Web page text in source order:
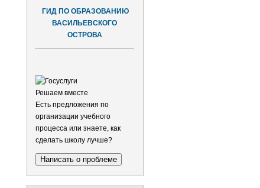
ГИД ПО ОБРАЗОВАНИЮ
ВАСИЛЬЕВСКОГО
ОСТРОВА
Решаем вместе
Есть предложения по
организации учебного
процесса или знаете, как
сделать школу лучше?
Написать о проблеме